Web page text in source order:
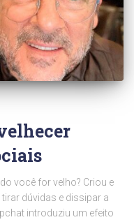
você for velho? Criou e
dúvidas e dissipar a
introduziu um efeito